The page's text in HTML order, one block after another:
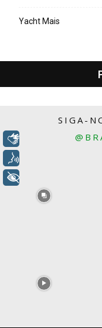
Yacht Mais
SIGA-